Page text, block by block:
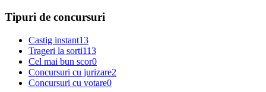
Tipuri de concursuri
Castig instant13
Trageri la sorti113
Cel mai bun scor0
Concursuri cu jurizare2
Concursuri cu votare0